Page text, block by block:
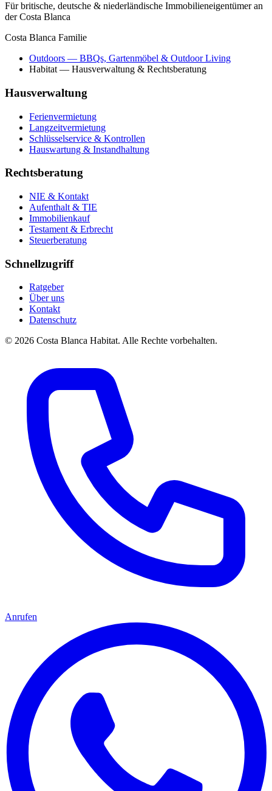
Für britische, deutsche & niederländische Immobilieneigentümer an
der Costa Blanca
Costa Blanca Familie
Outdoors — BBQs, Gartenmöbel & Outdoor Living
Habitat — Hausverwaltung & Rechtsberatung
Hausverwaltung
Ferienvermietung
Langzeitvermietung
Schlüsselservice & Kontrollen
Hauswartung & Instandhaltung
Rechtsberatung
NIE & Kontakt
Aufenthalt & TIE
Immobilienkauf
Testament & Erbrecht
Steuerberatung
Schnellzugriff
Ratgeber
Über uns
Kontakt
Datenschutz
© 2026 Costa Blanca Habitat. Alle Rechte vorbehalten.
Anrufen